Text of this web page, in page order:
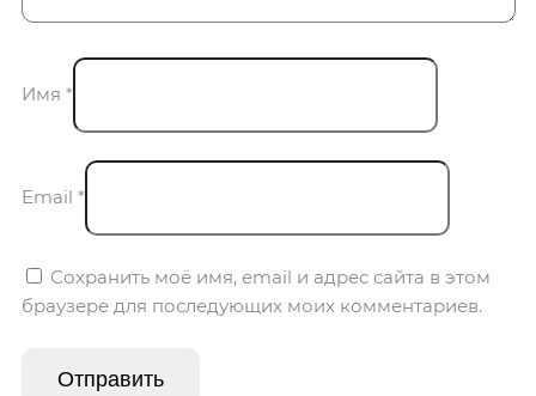
Имя *
Email *
Сохранить моё имя, email и адрес сайта в этом
браузере для последующих моих комментариев.